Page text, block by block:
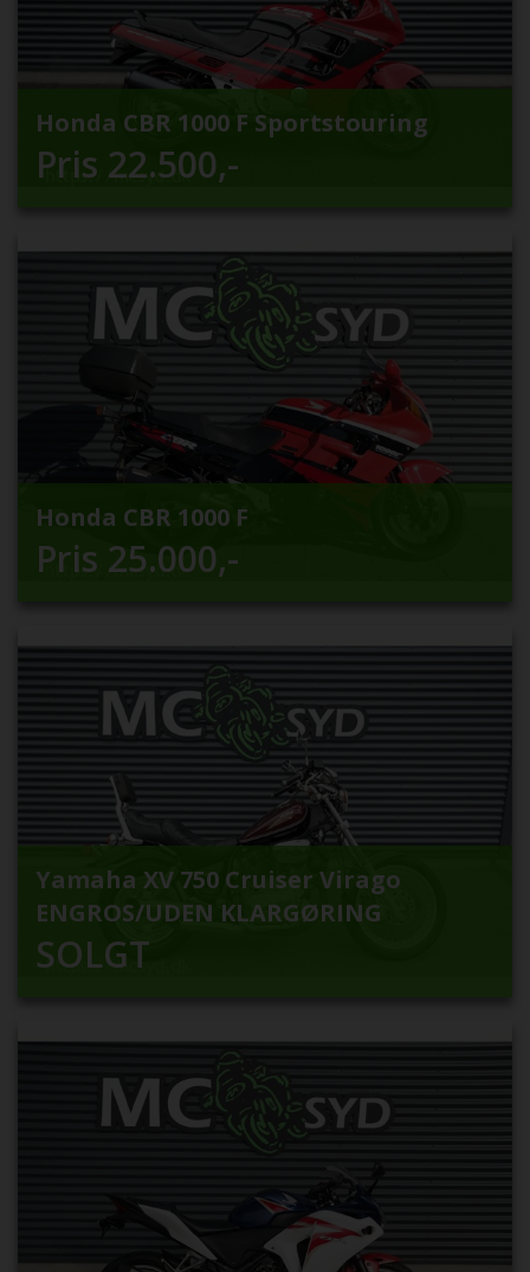
Honda CBR 1000 F Sportstouring
Pris 22.500,-
Honda CBR 1000 F
Pris 25.000,-
Yamaha XV 750 Cruiser Virago
ENGROS/UDEN KLARGØRING
SOLGT